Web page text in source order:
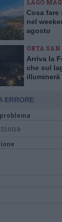
LAGO
Cosa fare
nel
agosto
ORTA
Arriva la
che sul
illuminerà
ERRORE